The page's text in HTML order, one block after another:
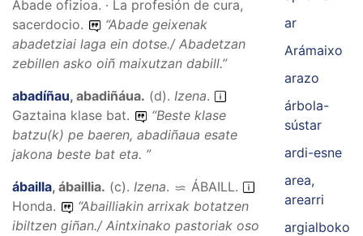
Abade ofizioa. · La profesión de cura,
sacerdocio.
“Abade geixenak
abadetziai laga ein dotse./ Abadetzan
zebillen asko oiñ maixutzan dabill.”
abadíñau, abadiñáua. (d). Izena.
Gaztaina klase bat.
“Beste klase
batzu(k) pe baeren, abadiñaua esate
jakona beste bat eta. ”
ábailla, ábaillia. (c). Izena. ÁBAILL.
Honda.
“Abailliakin arrixak botatzen
ibiltzen giñan./ Aintxinako pastoriak oso
ar
Arámaixo
arazo
árbola-
sústar
ardi-esne
area,
arearri
argialboko